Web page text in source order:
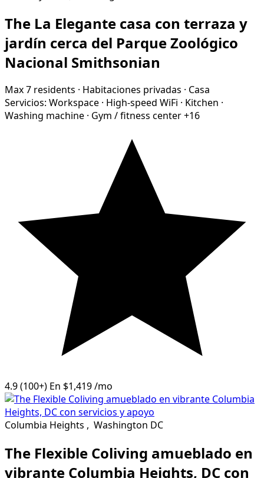
The La Elegante casa con terraza y
jardín cerca del Parque Zoológico
Nacional Smithsonian
Max 7 residents · Habitaciones privadas · Casa
Servicios: Workspace · High-speed WiFi · Kitchen ·
Washing machine · Gym / fitness center+16
4.9(100+) En $1,419/mo
Columbia Heights , Washington DC
The Flexible Coliving amueblado en
vibrante Columbia Heights, DC con